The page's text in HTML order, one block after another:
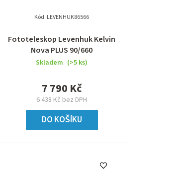
Fototeleskop Levenhuk Kelvin
Nova PLUS 90/660
Skladem (>5 ks)
6 438 Kč bez DPH
7 790 Kč
DO KOŠÍKU
Kód: LEVENHUK86566